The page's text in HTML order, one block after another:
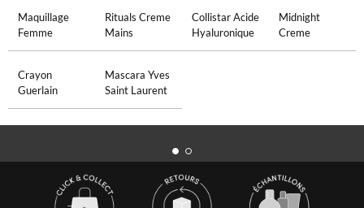
Maquillage
Femme
Rituals Creme
Mains
Collistar Acide
Hyaluronique
Midnight
Creme
Crayon
Guerlain
Mascara Yves
Saint Laurent